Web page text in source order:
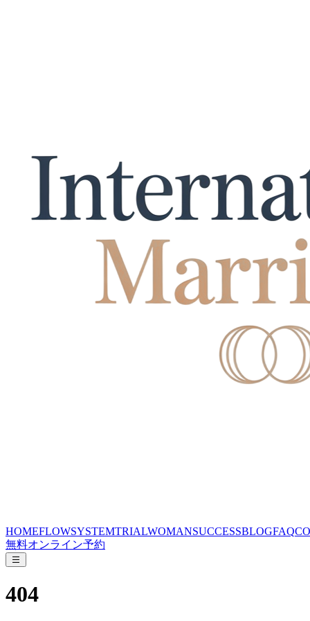
HOMEFLOWSYSTEMTRIALWOMANSUCCESSBLOGFAQ
無料オンライン予約
404